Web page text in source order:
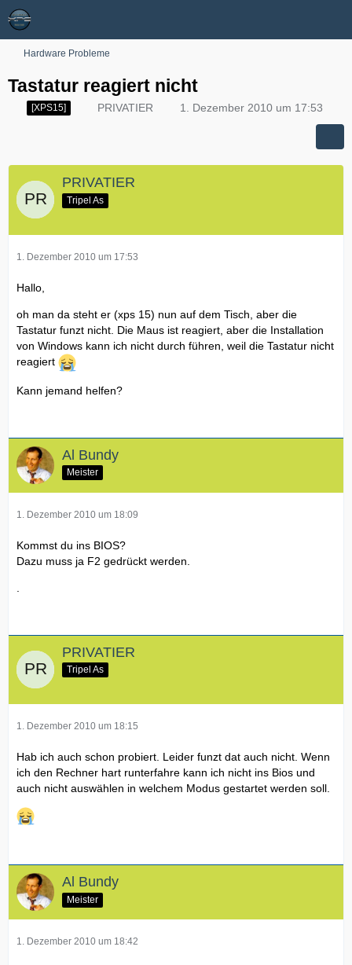
Hardware Probleme
Tastatur reagiert nicht
[XPS15] PRIVATIER 1. Dezember 2010 um 17:53
PRIVATIER
Tripel As
1. Dezember 2010 um 17:53
Hallo,
oh man da steht er (xps 15) nun auf dem Tisch, aber die
Tastatur funzt nicht. Die Maus ist reagiert, aber die Installation
von Windows kann ich nicht durch führen, weil die Tastatur nicht
reagiert
Kann jemand helfen?
Al Bundy
Meister
1. Dezember 2010 um 18:09
Kommst du ins BIOS?
Dazu muss ja F2 gedrückt werden.
PRIVATIER
Tripel As
1. Dezember 2010 um 18:15
Hab ich auch schon probiert. Leider funzt dat auch nicht. Wenn
ich den Rechner hart runterfahre kann ich nicht ins Bios und
auch nicht auswählen in welchem Modus gestartet werden soll.
Al Bundy
Meister
1. Dezember 2010 um 18:42